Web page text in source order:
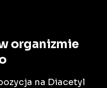
organizmie
na Diacetyl